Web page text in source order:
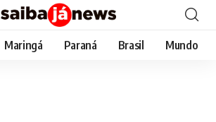
Maringá Paraná Brasil Mundo